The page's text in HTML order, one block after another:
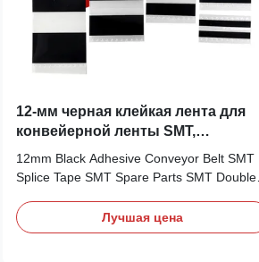
12-мм черная клейкая лента для
конвейерной ленты SMT,
безопасная для ESD
12mm Black Adhesive Conveyor Belt SMT
Splice Tape SMT Spare Parts SMT Double
specifically for surface mount technology
(SMT) production lines. It is mainly used to
Лучшая цена